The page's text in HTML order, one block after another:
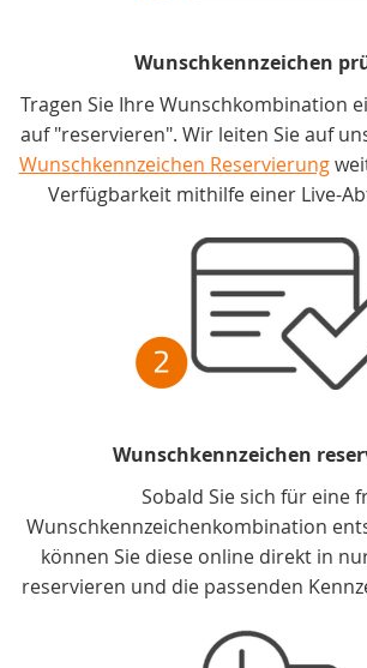
Wunschkennzeichen
Tragen Sie Ihre Wunschkombination
auf "reservieren". Wir leiten Sie auf
Wunschkennzeichen Reservierung
Verfügbarkeit mithilfe einer Live-
Wunschkennzeichen
Sobald Sie sich für eine
Wunschkennzeichenkombination
können Sie diese online direkt in
reservieren und die passenden